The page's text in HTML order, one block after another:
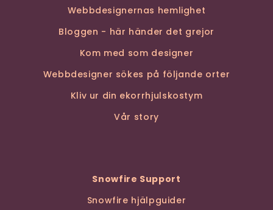
Webbdesignernas hemlighet
Bloggen - här händer det grejor
Kom med som designer
Webbdesigner sökes på följande orter
Kliv ur din ekorrhjulskostym
Vår story
Snowfire Support
Snowfire hjälpguider